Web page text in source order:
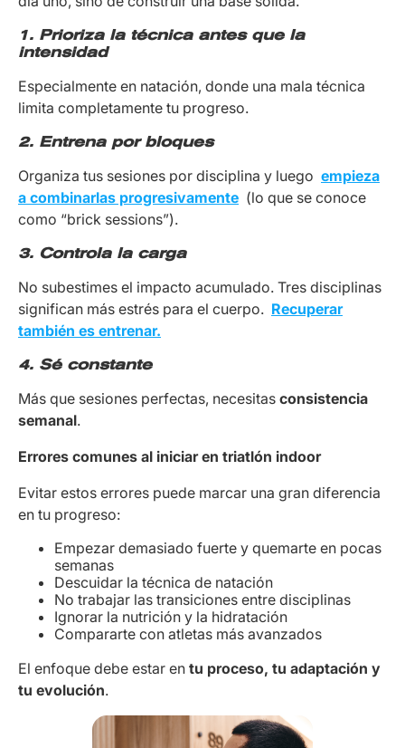
1. Prioriza la técnica antes que la
intensidad
Especialmente en natación, donde una mala técnica
limita completamente tu progreso.
2. Entrena por bloques
Organiza tus sesiones por disciplina y luego empieza
a combinarlas progresivamente (lo que se conoce
como “brick sessions”).
3. Controla la carga
No subestimes el impacto acumulado. Tres disciplinas
significan más estrés para el cuerpo. Recuperar
también es entrenar.
4. Sé constante
Más que sesiones perfectas, necesitas consistencia
semanal.
Errores comunes al iniciar en triatlón indoor
Evitar estos errores puede marcar una gran diferencia
en tu progreso:
Empezar demasiado fuerte y quemarte en pocas
semanas
Descuidar la técnica de natación
No trabajar las transiciones entre disciplinas
Ignorar la nutrición y la hidratación
Compararte con atletas más avanzados
El enfoque debe estar en tu proceso, tu adaptación y
tu evolución.